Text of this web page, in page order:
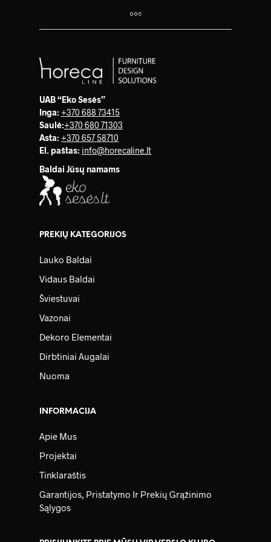
UAB “Eko Sesės”
Inga: +370 688 73415
Saulė:+370 680 71303
Asta: +370 657 58710
El. paštas: info@horecaline.lt
Baldai Jūsų namams
PREKIŲ KATEGORIJOS
Lauko Baldai
Vidaus Baldai
Šviestuvai
Vazonai
Dekoro Elementai
Dirbtiniai Augalai
Nuoma
INFORMACIJA
Apie Mus
Projektai
Tinklaraštis
Garantijos, Pristatymo Ir Prekių Grąžinimo
Sąlygos